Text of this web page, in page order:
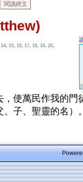
14, 15, 16, 17, 18, 19, 20,
，使萬民作我的
、子、聖靈的名）